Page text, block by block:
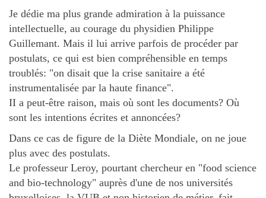
Je dédie ma plus grande admiration à la puissance
intellectuelle, au courage du physidien Philippe
Guillemant. Mais il lui arrive parfois de procéder par
postulats, ce qui est bien compréhensible en temps
troublés: "on disait que la crise sanitaire a été
instrumentalisée par la haute finance".
II a peut-être raison, mais où sont les documents? Où
sont les intentions écrites et annoncées?
Dans ce cas de figure de la Diète Mondiale, on ne joue
plus avec des postulats.
Le professeur Leroy, pourtant chercheur en "food science
and bio-technology" auprès d'une de nos universités